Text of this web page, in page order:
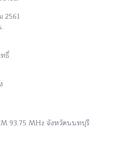
2561
ธิ์
93.75 MHz จังหวัดนนทบุรี